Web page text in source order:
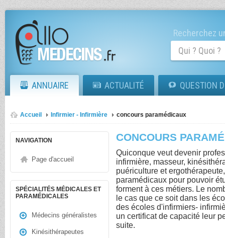
Recherchez
ANNUAIRE ACTUALITÉ QUESTION
Accueil Infirmier - Infirmière concours paramédicaux
NAVIGATION
Page d'accueil
SPÉCIALITÉS MÉDICALES ET
PARAMÉDICALES
Médecins généralistes
Kinésithérapeutes
CONCOURS
Quiconque veut devenir
infirmière, masseur,
puériculture et
paramédicaux pour pouvoir
forment à ces métiers. Le
le cas que ce soit dans les
des écoles d'infirmiers-
un certificat de capacité leur
suite.